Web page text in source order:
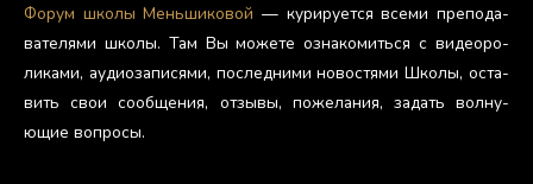
Фо­рум шко­лы Мень­ши­ковой — ку­риру­ет­ся все­ми пре­пода­
вате­лями шко­лы. Там Вы мо­жете оз­на­комить­ся с ви­де­оро­
лика­ми, а­уди­оза­пися­ми, пос­ледни­ми но­вос­тя­ми Шко­лы, ос­та­
вить свои со­об­ще­ния, от­зы­вы, по­жела­ния, за­дать вол­ну­
ющие воп­ро­сы.